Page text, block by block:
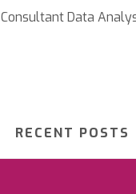
Consultant Data
RECENT POSTS